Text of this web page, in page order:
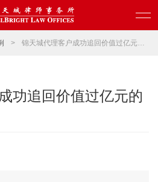
> 锦天城代理客户成功追回价值过亿元的股权
功追回价值过亿元的